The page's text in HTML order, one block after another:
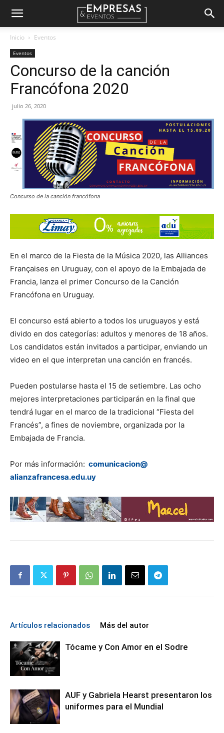
Empresas
Inicio Eventos
Eventos
Concurso de la canción
Francófona 2020
julio 26, 2020
Concurso de la canción francófona
En el marco de la Fiesta de la Música 2020, las Alliances
Françaises en Uruguay, con el apoyo de la Embajada de
Francia, lanza el primer Concurso de la Canción
Francófona en Uruguay.
El concurso está abierto a todos los uruguayos y está
divido en dos categorías: adultos y menores de 18 años.
Los candidatos están invitados a participar, enviando un
video en el que interpretan una canción en francés.
Pueden postularse hasta el 15 de setiembre. Las ocho
mejores interpretaciones participarán en la final que
tendrá lugar en el marco de la tradicional “Fiesta del
Francés”, a fines de noviembre, organizada por la
Embajada de Francia.
Por más información: comunicacion@
alianzafrancesa.edu.uy
Artículos relacionados Más del autor
Tócame y Con Amor en el Sodre
AUF y Gabriela Hearst presentaron los
uniformes para el Mundial